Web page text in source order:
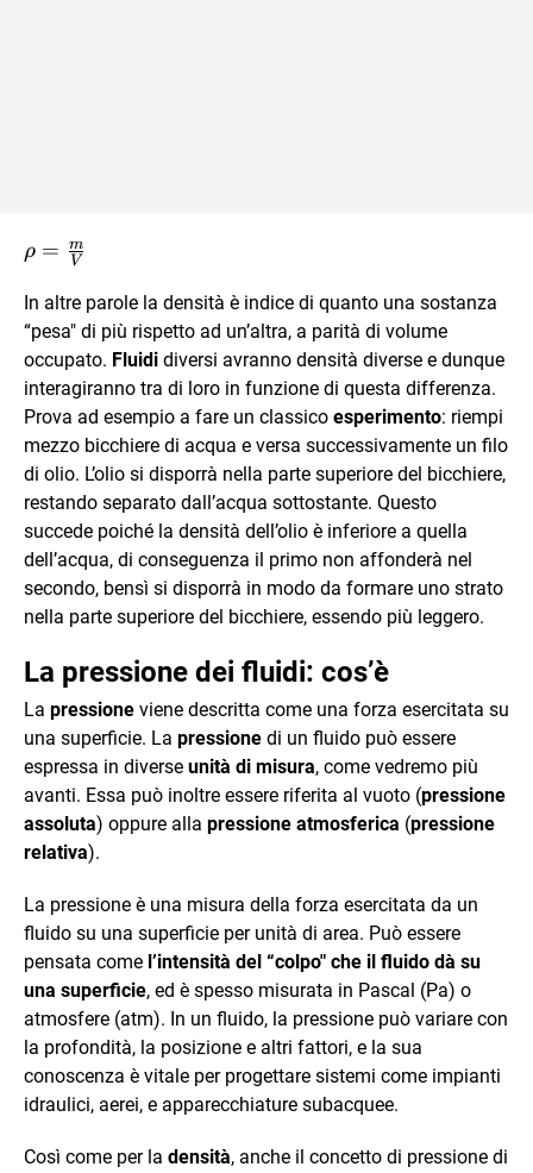
\rho =
{V}
ρ = V
m
In altre parole la densità è indice di quanto una sostanza
“pesa" di più rispetto ad un’altra, a parità di volume
occupato. Fluidi diversi avranno densità diverse e dunque
interagiranno tra di loro in funzione di questa differenza.
Prova ad esempio a fare un classico esperimento: riempi
mezzo bicchiere di acqua e versa successivamente un filo
di olio. L’olio si disporrà nella parte superiore del bicchiere,
restando separato dall’acqua sottostante. Questo
succede poiché la densità dell’olio è inferiore a quella
dell’acqua, di conseguenza il primo non affonderà nel
secondo, bensì si disporrà in modo da formare uno strato
nella parte superiore del bicchiere, essendo più leggero.
La pressione dei fluidi: cos’è
La pressione viene descritta come una forza esercitata su
una superficie. La pressione di un fluido può essere
espressa in diverse unità di misura, come vedremo più
avanti. Essa può inoltre essere riferita al vuoto (pressione
assoluta) oppure alla pressione atmosferica (pressione
relativa).
La pressione è una misura della forza esercitata da un
fluido su una superficie per unità di area. Può essere
pensata come l’intensità del “colpo" che il fluido dà su
una superficie, ed è spesso misurata in Pascal (Pa) o
atmosfere (atm). In un fluido, la pressione può variare con
la profondità, la posizione e altri fattori, e la sua
conoscenza è vitale per progettare sistemi come impianti
idraulici, aerei, e apparecchiature subacquee.
Così come per la densità, anche il concetto di pressione di